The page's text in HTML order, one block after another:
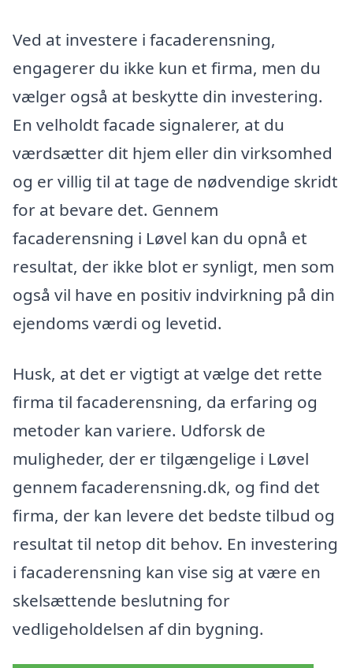
Ved at investere i facaderensning,
engagerer du ikke kun et firma, men du
vælger også at beskytte din investering.
En velholdt facade signalerer, at du
værdsætter dit hjem eller din virksomhed
og er villig til at tage de nødvendige skridt
for at bevare det. Gennem
facaderensning i Løvel kan du opnå et
resultat, der ikke blot er synligt, men som
også vil have en positiv indvirkning på din
ejendoms værdi og levetid.
Husk, at det er vigtigt at vælge det rette
firma til facaderensning, da erfaring og
metoder kan variere. Udforsk de
muligheder, der er tilgængelige i Løvel
gennem facaderensning.dk, og find det
firma, der kan levere det bedste tilbud og
resultat til netop dit behov. En investering
i facaderensning kan vise sig at være en
skelsættende beslutning for
vedligeholdelsen af din bygning.